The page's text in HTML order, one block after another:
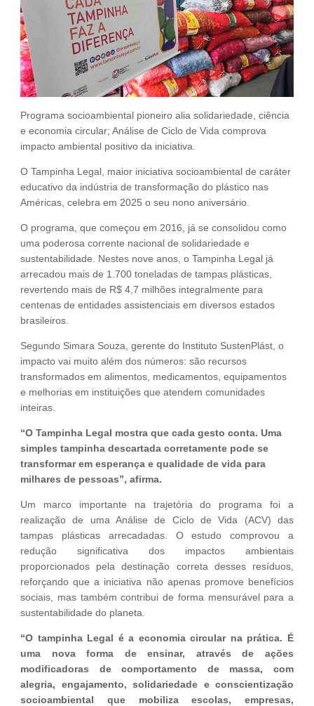
Programa socioambiental pioneiro alia solidariedade, ciência
e economia circular; Análise de Ciclo de Vida comprova
impacto ambiental positivo da iniciativa.
O Tampinha Legal, maior iniciativa socioambiental de caráter
educativo da indústria de transformação do plástico nas
Américas, celebra em 2025 o seu nono aniversário.
O programa, que começou em 2016, já se consolidou como
uma poderosa corrente nacional de solidariedade e
sustentabilidade. Nestes nove anos, o Tampinha Legal já
arrecadou mais de 1.700 toneladas de tampas plásticas,
revertendo mais de R$ 4,7 milhões integralmente para
centenas de entidades assistenciais em diversos estados
brasileiros.
Segundo Simara Souza, gerente do Instituto SustenPlást, o
impacto vai muito além dos números: são recursos
transformados em alimentos, medicamentos, equipamentos
e melhorias em instituições que atendem comunidades
inteiras.
“O Tampinha Legal mostra que cada gesto conta. Uma
simples tampinha descartada corretamente pode se
transformar em esperança e qualidade de vida para
milhares de pessoas”, afirma.
Um marco importante na trajetória do programa foi a
realização de uma Análise de Ciclo de Vida (ACV) das
tampas plásticas arrecadadas. O estudo comprovou a
redução significativa dos impactos ambientais
proporcionados pela destinação correta desses resíduos,
reforçando que a iniciativa não apenas promove benefícios
sociais, mas também contribui de forma mensurável para a
sustentabilidade do planeta.
“O tampinha Legal é a economia circular na prática. É
uma nova forma de ensinar, através de ações
modificadoras de comportamento de massa, com
alegria, engajamento, solidariedade e conscientização
socioambiental que mobiliza escolas, empresas,